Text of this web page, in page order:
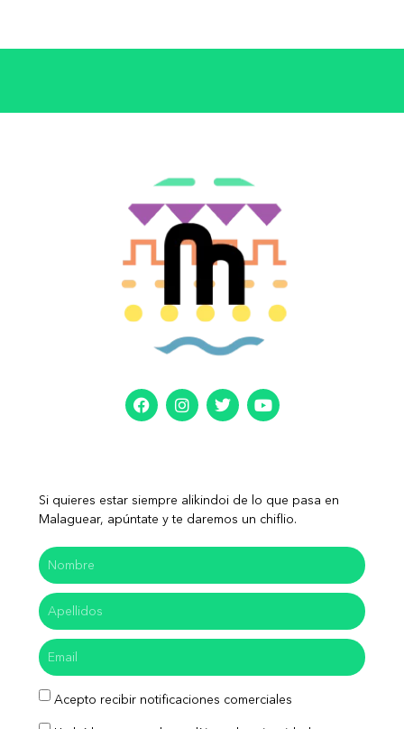
Si quieres estar siempre alikindoi de lo que pasa en
Malaguear, apúntate y te daremos un chiflio.
Acepto recibir notificaciones comerciales